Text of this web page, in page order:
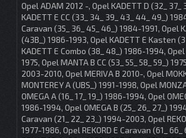
Opel ADAM 2012 -, Opel KADETT D (32_
KADETT E CC (33_ 34_ 39_ 43_ 44_ 49_)
Caravan (35_ 36_ 45_ 46_) 1984-1991, Opel
(43B_) 1986-1993, Opel KADETT E Kasten
KADETT E Combo (38_ 48_) 1986-1994,
1975, Opel MANTA B CC (53_ 55_ 58_ 59_)
2003-2010, Opel MERIVA B 2010-, Opel
MONTEREY A (UBS_) 1991-1998, Opel
OMEGA A (16_ 17_ 19_) 1986-1994, Opel
1986-1994, Opel OMEGA B (25_ 26_ 27_)
Caravan (21_ 22_ 23_) 1994-2003, Opel
1977-1986, Opel REKORD E Caravan (61_